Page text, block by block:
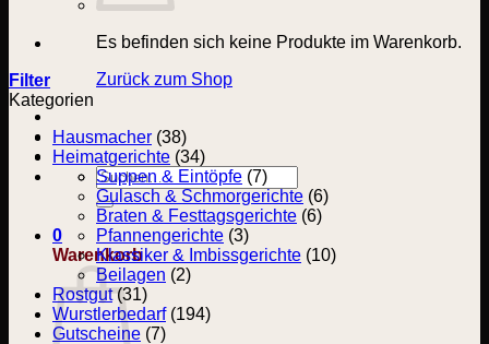
Es befinden sich keine Produkte im Warenkorb.
Zurück zum Shop
Suchen
nach:
0
Warenkorb
Filter
Kategorien
Hausmacher (38)
Heimatgerichte (34)
Suppen & Eintöpfe (7)
Gulasch & Schmorgerichte (6)
Braten & Festtagsgerichte (6)
Pfannengerichte (3)
Klassiker & Imbissgerichte (10)
Beilagen (2)
Rostgut (31)
Wurstlerbedarf (194)
Gutscheine (7)